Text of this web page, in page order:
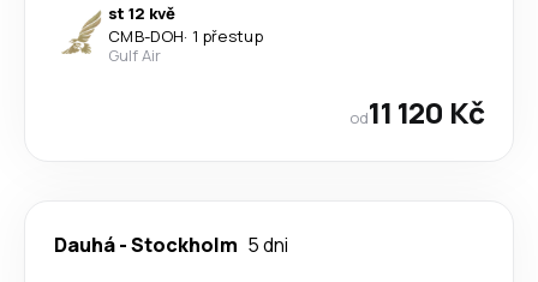
st 12 kvě
CMB-DOH· 1 přestup
Gulf Air
od11 120 Kč
Dauhá-Stockholm 5 dni